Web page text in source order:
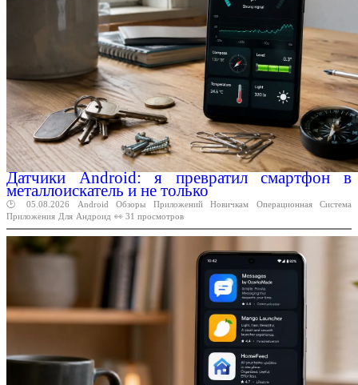
Датчики Android: я превратил смартфон в
металлоискатель и не только
🕑 05.08.2026 Android Обзоры Приложений Новичкам Операционная
Система
Приложения Для Андроид 👀 31 просмотров